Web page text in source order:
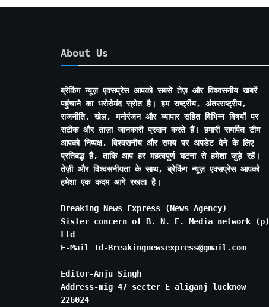
About Us
ब्रेकिंग न्यूज़ एक्सप्रेस आपको सबसे तेज़ और विश्वसनीय खबरें
पहुंचाने का भरोसेमंद स्रोत है। हम राष्ट्रीय, अंतरराष्ट्रीय,
राजनीति, खेल, मनोरंजन और व्यापार सहित विभिन्न विषयों पर
सटीक और ताज़ा जानकारी प्रदान करते हैं। हमारी समर्पित टीम
आपको निष्पक्ष, विश्वसनीय और समय पर अपडेट देने के लिए
प्रतिबद्ध है, ताकि आप हर महत्वपूर्ण घटना से हमेशा जुड़े रहें।
तेज़ी और विश्वसनीयता के साथ, ब्रेकिंग न्यूज़ एक्सप्रेस आपको
हमेशा एक कदम आगे रखता है।
Breaking News Express (News Agency)
Sister concern of B. N. E. Media network (p)
Ltd
E-Mail Id-Breakingnewsexpress@gmail.com
Editor-Anju Singh
Address-mig 47 secter E aliganj lucknow
226024